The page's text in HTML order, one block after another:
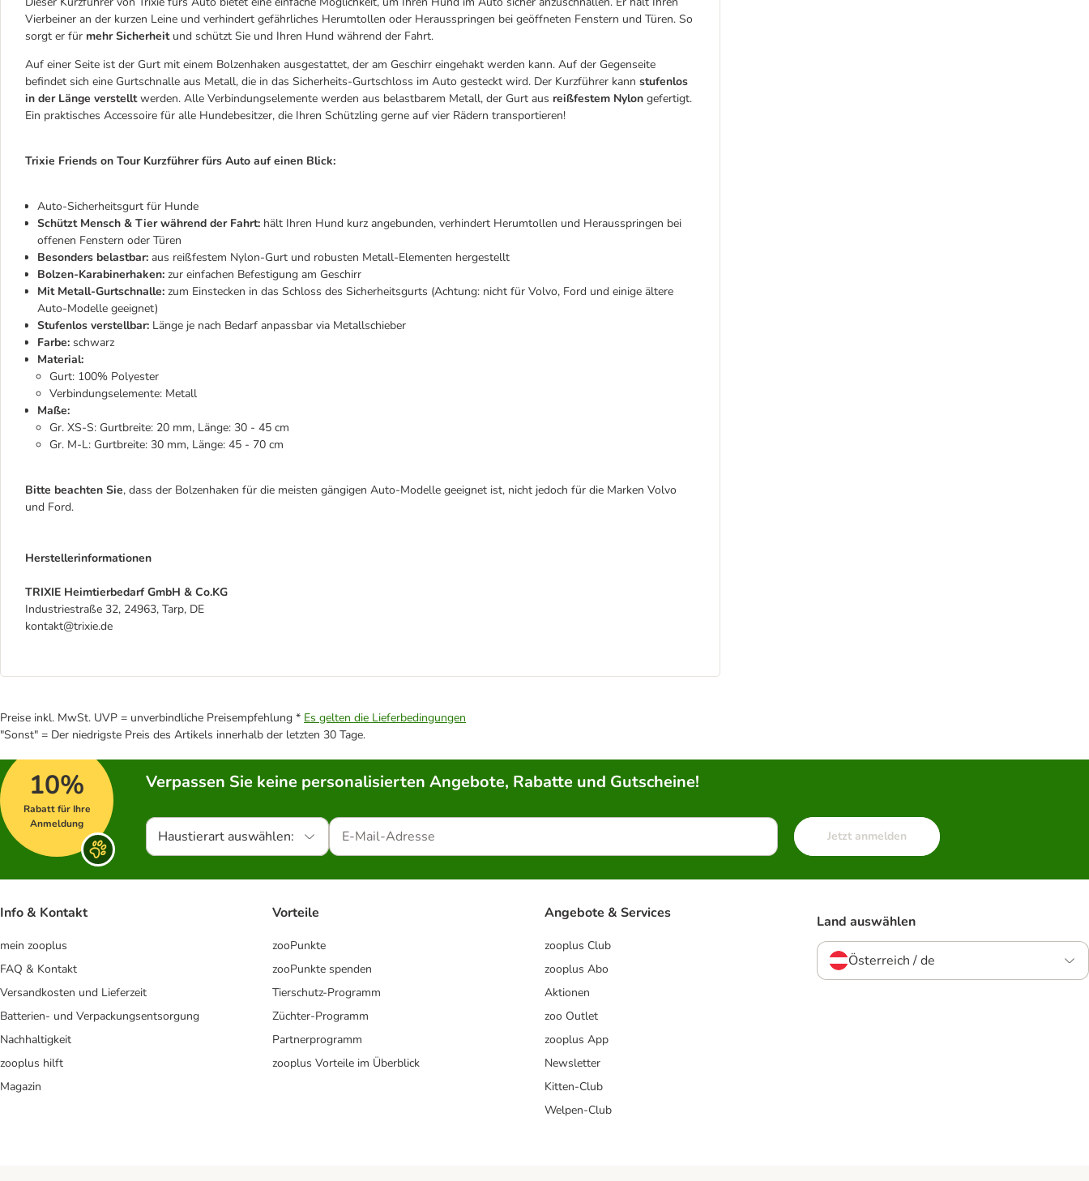
Vierbeiner an der kurzen Leine und verhindert gefährliches Herumtollen oder Herausspringen bei geöffneten Fenstern und Türen. So
sorgt er für mehr Sicherheitund schützt Sie und Ihren Hund während der Fahrt.
Auf einer Seite ist der Gurt mit einem Bolzenhaken ausgestattet, der am Geschirr eingehakt werden kann. Auf der Gegenseite
befindet sich eine Gurtschnalle aus Metall, die in das Sicherheits-Gurtschloss im Auto gesteckt wird. Der Kurzführer kann stufenlos
in der Länge verstelltwerden. Alle Verbindungselemente werden aus belastbarem Metall, der Gurt aus reißfestem Nylon gefertigt.
Ein praktisches Accessoire für alle Hundebesitzer, die Ihren Schützling gerne auf vier Rädern transportieren!
Trixie Friends on Tour Kurzführer fürs Auto auf einen Blick:
Auto-Sicherheitsgurt für Hunde
Schützt Mensch & Tier während der Fahrt: hält Ihren Hund kurz angebunden, verhindert Herumtollen und Herausspringen bei
offenen Fenstern oder Türen
Besonders belastbar: aus reißfestem Nylon-Gurt und robusten Metall-Elementen hergestellt
Bolzen-Karabinerhaken: zur einfachen Befestigung am Geschirr
Mit Metall-Gurtschnalle: zum Einstecken in das Schloss des Sicherheitsgurts (Achtung: nicht für Volvo, Ford und einige ältere
Auto-Modelle geeignet)
Stufenlos verstellbar: Länge je nach Bedarf anpassbar via Metallschieber
Farbe: schwarz
Material:
Gurt: 100% Polyester
Verbindungselemente: Metall
Maße:
Gr. XS-S: Gurtbreite: 20 mm, Länge: 30 - 45 cm
Gr. M-L: Gurtbreite: 30 mm, Länge: 45 - 70 cm
Bitte beachten Sie, dass der Bolzenhaken für die meisten gängigen Auto-Modelle geeignet ist, nicht jedoch für die Marken Volvo
und Ford.
Herstellerinformationen
TRIXIE Heimtierbedarf GmbH & Co.KG
Industriestraße 32, 24963, Tarp, DE
kontakt@trixie.de
Preise inkl. MwSt. UVP = unverbindliche Preisempfehlung * Es gelten die Lieferbedingungen
"Sonst" = Der niedrigste Preis des Artikels innerhalb der letzten 30 Tage.
10%
Rabatt für Ihre
Anmeldung
Verpassen Sie keine personalisierten Angebote, Rabatte und Gutscheine!
Haustierart auswählen: Jetzt anmelden
Info & Kontakt
mein zooplus
FAQ & Kontakt
Versandkosten und Lieferzeit
Batterien- und Verpackungsentsorgung
Nachhaltigkeit
zooplus hilft
Magazin
Vorteile
zooPunkte
zooPunkte spenden
Tierschutz-Programm
Züchter-Programm
Partnerprogramm
zooplus Vorteile im Überblick
Angebote & Services
zooplus Club
zooplus Abo
Aktionen
zoo Outlet
zooplus App
Newsletter
Kitten-Club
Welpen-Club
Land auswählen
Österreich / de